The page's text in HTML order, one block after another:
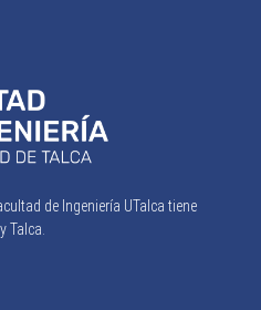
de Ingeniería UTalca tiene
Talca.